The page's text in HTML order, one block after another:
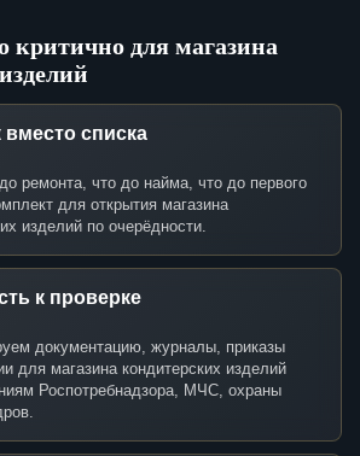
критично для магазина
вместо списка
ремонта, что до найма, что до первого
для открытия магазина
изделий по очерёдности.
к проверке
документацию, журналы, приказы
для магазина кондитерских изделий
Роспотребнадзора, МЧС, охраны